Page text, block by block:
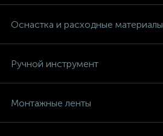
Оснастка и расходные материалы
Ручной инструмент
Монтажные ленты